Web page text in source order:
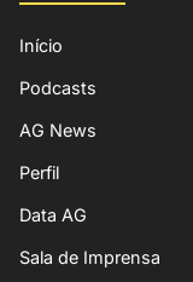
Início
Podcasts
AG News
Perfil
Data AG
Sala de Imprensa